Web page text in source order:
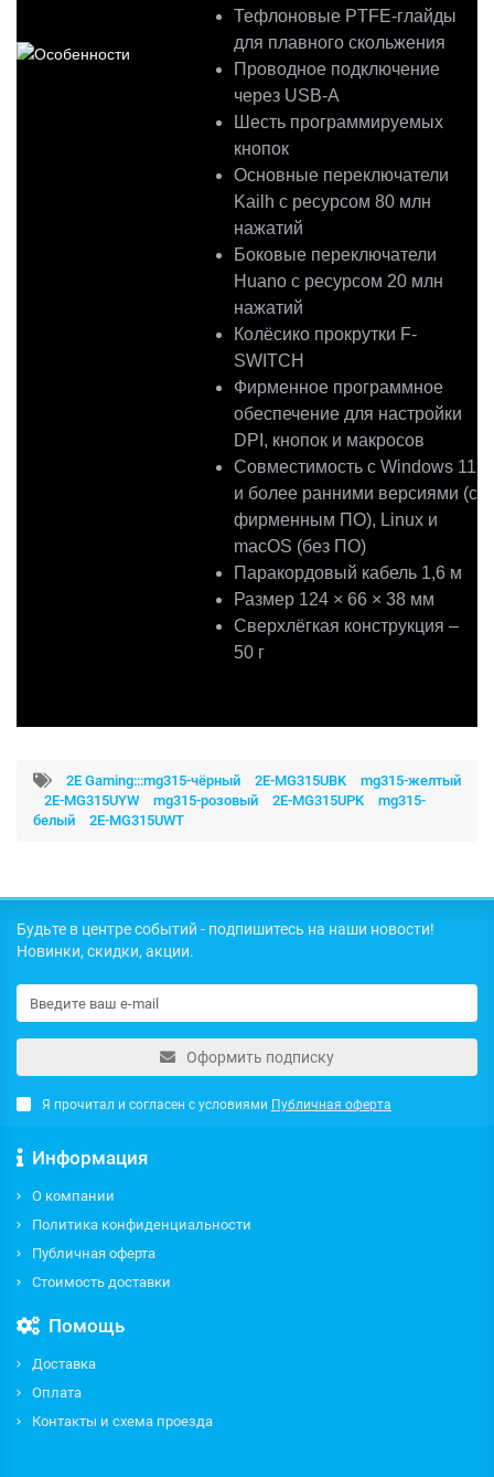
Тефлоновые PTFE-глайды
для плавного скольжения
Проводное подключение
через USB-A
Шесть программируемых
кнопок
Основные переключатели
Kailh с ресурсом 80 млн
нажатий
Боковые переключатели
Huano с ресурсом 20 млн
нажатий
Колёсико прокрутки F-
SWITCH
Фирменное программное
обеспечение для настройки
DPI, кнопок и макросов
Совместимость с Windows 11
и более ранними версиями (с
фирменным ПО), Linux и
macOS (без ПО)
Паракордовый кабель 1,6 м
Размер 124 × 66 × 38 мм
Сверхлёгкая конструкция –
50 г
2E Gaming:::mg315-чёрный 2E-MG315UBK
mg315-желтый
2E-MG315UYW
mg315-розовый 2E-MG315UPK
mg315-
белый
2E-MG315UWT
Будьте в центре событий - подпишитесь на наши новости!
Новинки, скидки, акции.
Оформить подписку
Я прочитал и согласен с условиями Публичная оферта
Информация
О компании
Политика конфиденциальности
Публичная оферта
Стоимость доставки
Помощь
Доставка
Оплата
Контакты и схема проезда